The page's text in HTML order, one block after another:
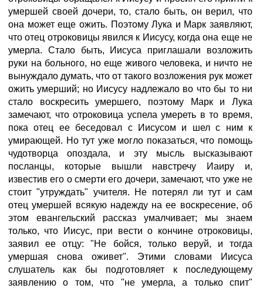
умершей своей дочери, то, стало быть, он верил, что
она может еще ожить. Поэтому Лука и Марк заявляют,
что отец отроковицы явился к Иисусу, когда она еще не
умерла. Стало быть, Иисуса приглашали возложить
руки на больного, но еще живого человека, и ничто не
вынуждало думать, что от такого возложения рук может
ожить умерший; но Иисусу надлежало во что бы то ни
стало воскресить умершего, поэтому Марк и Лука
замечают, что отроковица успела умереть в то время,
пока отец ее беседовал с Иисусом и шел с ним к
умирающей. Но тут уже могло показаться, что помощь
чудотворца опоздала, и эту мысль высказывают
посланцы, которые вышли навстречу Иаиру и,
известив его о смерти его дочери, замечают, что уже не
стоит "утруждать" учителя. Не потерял ли тут и сам
отец умершей всякую надежду на ее воскресение, об
этом евангельский рассказ умалчивает; мы знаем
только, что Иисус, при вести о кончине отроковицы,
заявил ее отцу: "Не бойся, только веруй, и тогда
умершая снова оживет". Этими словами Иисуса
слушатель как бы подготовляет к последующему
заявлению о том, что "не умерла, а только спит"